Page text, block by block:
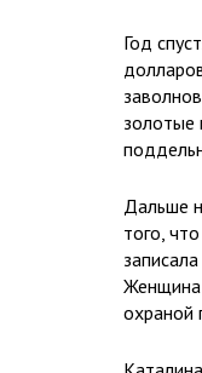
Год
золотые
Дальше
того,
Женщина
охраной